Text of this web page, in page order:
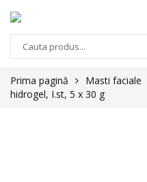
Prima pagină Masti faciale
hidrogel, I.st, 5 x 30 g